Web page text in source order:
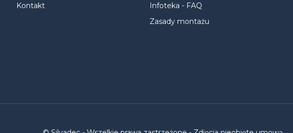
Kontakt
Infoteka - FAQ
Zasady montażu